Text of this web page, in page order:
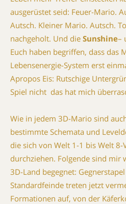
ausgerüstet seid: Feuer-Mario.
Autsch. Kleiner Mario. Autsch.
nachgeholt. Und die Sunshine–
Euch haben begriffen, dass das
Lebensenergie-System erst
Apropos Eis: Rutschige
Spiel nicht  das hat mich
Wie in jedem 3D-Mario sind
bestimmte Schemata und
die sich von Welt 1-1 bis Welt
durchziehen. Folgende sind mir
3D-Land begegnet:
Standardfeinde treten jetzt
Formationen auf, von der